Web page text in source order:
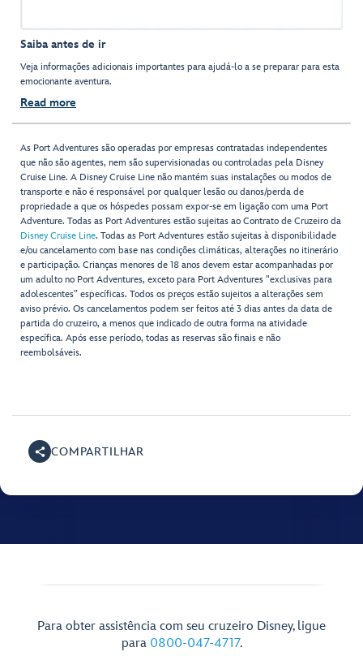
Saiba antes de ir
Veja informações adicionais importantes para ajudá-lo a se preparar para esta
emocionante aventura.
Read more
As Port Adventures são operadas por empresas contratadas independentes
que não são agentes, nem são supervisionadas ou controladas pela Disney
Cruise Line. A Disney Cruise Line não mantém suas instalações ou modos de
transporte e não é responsável por qualquer lesão ou danos/perda de
propriedade a que os hóspedes possam expor-se em ligação com uma Port
Adventure. Todas as Port Adventures estão sujeitas ao Contrato de Cruzeiro da
Disney Cruise Line. Todas as Port Adventures estão sujeitas à disponibilidade
e/ou cancelamento com base nas condições climáticas, alterações no itinerário
e participação. Crianças menores de 18 anos devem estar acompanhadas por
um adulto no Port Adventures, exceto para Port Adventures "exclusivas para
adolescentes” específicas. Todos os preços estão sujeitos a alterações sem
aviso prévio. Os cancelamentos podem ser feitos até 3 dias antes da data de
partida do cruzeiro, a menos que indicado de outra forma na atividade
específica. Após esse período, todas as reservas são finais e não
reembolsáveis.
COMPARTILHAR
Para obter assistência com seu cruzeiro Disney, ligue
para 0800-047-4717.